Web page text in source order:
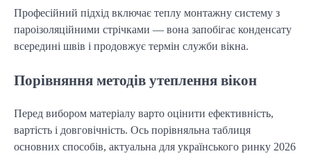
Професійний підхід включає теплу монтажну систему з
пароізоляційними стрічками — вона запобігає конденсату
всередині швів і продовжує термін служби вікна.
Порівняння методів утеплення вікон
Перед вибором матеріалу варто оцінити ефективність,
вартість і довговічність. Ось порівняльна таблиця
основних способів, актуальна для українського ринку 2026